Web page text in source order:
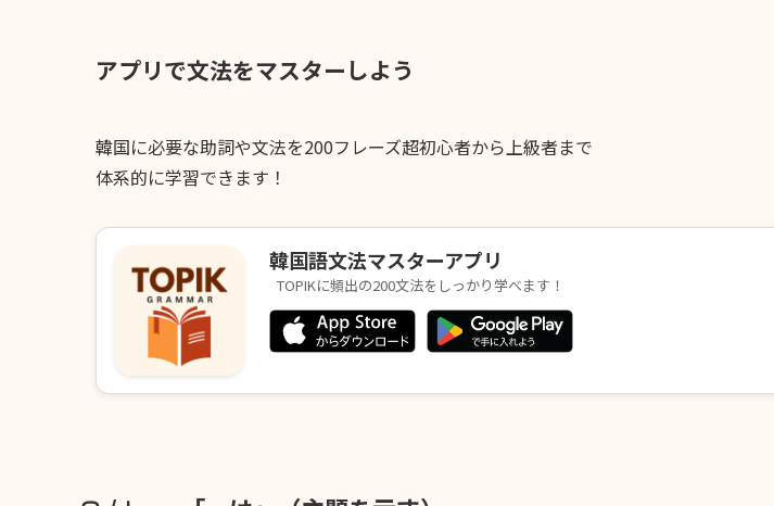
アプリで文法をマスターしよう
韓国に必要な助詞や文法を200フレーズ超初心者から上級者まで
体系的に学習できます！
韓国語文法マスターアプリ
TOPIKに頻出の200文法をしっかり学べます！